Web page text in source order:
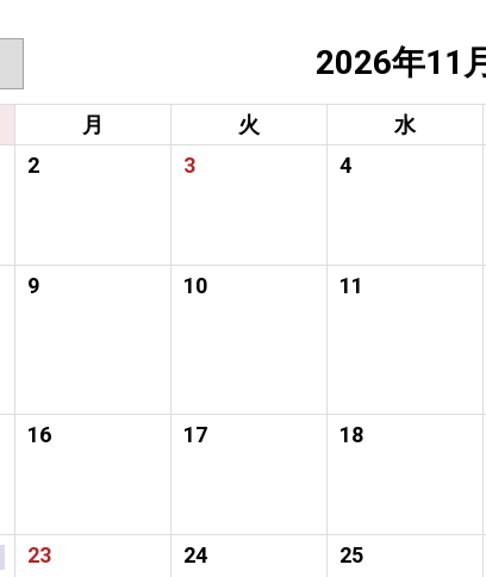
2026年11月
月 火 水
2 3 4
9 10 11
16 17 18
23 24 25